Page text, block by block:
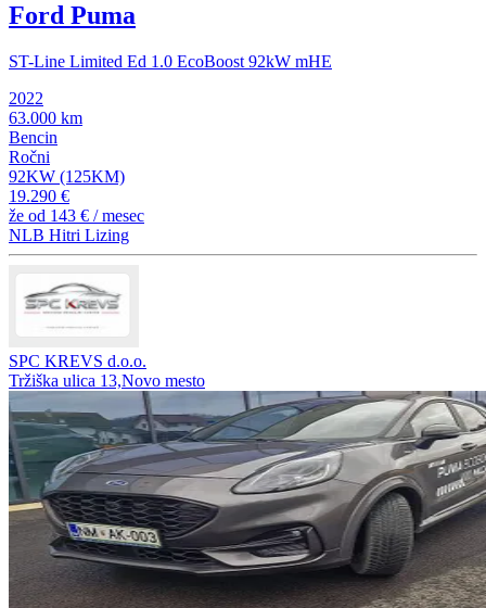
Ford Puma
ST-Line Limited Ed 1.0 EcoBoost 92kW mHE
2022
63.000 km
Bencin
Ročni
92KW (125KM)
19.290 €
že od 143 € / mesec
NLB Hitri Lizing
SPC KREVS d.o.o.
Tržiška ulica 13,Novo mesto